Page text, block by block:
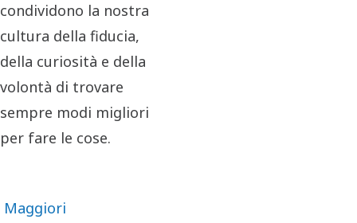
condividono la nostra
cultura della fiducia,
della curiosità e della
volontà di trovare
sempre modi migliori
per fare le cose.
Maggiori